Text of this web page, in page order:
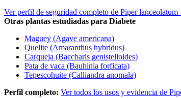
Ver perfil de seguridad completo de Piper
Otras plantas estudiadas para Diabete
Maguey (Agave americana)
Quelite (Amaranthus hybridus)
Carqueja (Baccharis genistelloides)
Pata de vaca (Bauhinia forficata)
Tepescohuite (Calliandra anomala)
Perfil completo: Ver todos los usos y evidencia de